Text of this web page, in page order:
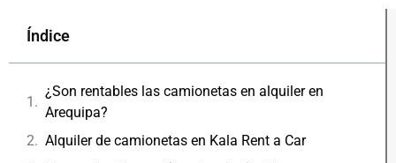
Índice
¿Son rentables las camionetas en alquiler en
Arequipa?
Alquiler de camionetas en Kala Rent a Car